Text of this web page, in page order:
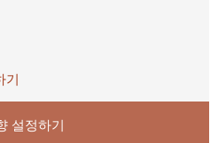
기
설정하기